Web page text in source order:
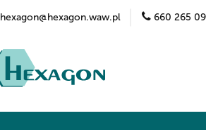
hexagon@hexagon.waw.pl 660 265